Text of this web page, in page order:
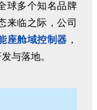
球多个知名品牌
来临之际，公司
座舱域控制器 ，
与落地。